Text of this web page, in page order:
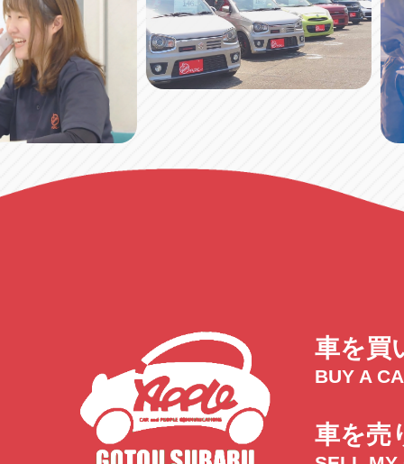
車を買
BUY A
車を売